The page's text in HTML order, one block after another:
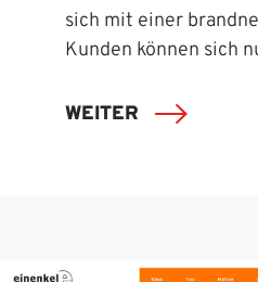
sich mit einer
Kunden können sich
WEITER